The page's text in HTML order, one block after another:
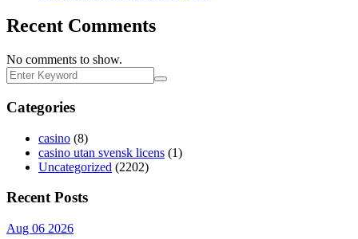
Recent Comments
No comments to show.
Categories
casino (8)
casino utan svensk licens (1)
Uncategorized (2202)
Recent Posts
Aug 06 2026